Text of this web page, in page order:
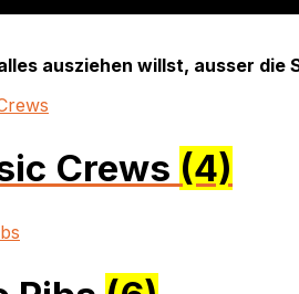
ausziehen willst, ausser
Crews (4)